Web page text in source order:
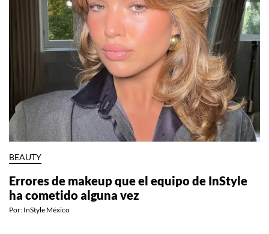
BEAUTY
Errores de makeup que el equipo de InStyle
ha cometido alguna vez
Por: InStyle México